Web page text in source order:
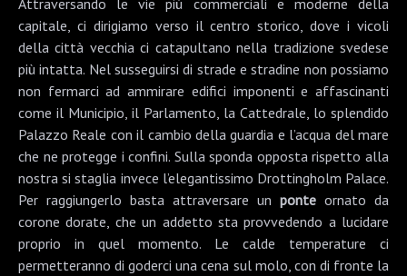
Attraversando le vie più commerciali e moderne della
capitale, ci dirigiamo verso il centro storico, dove i vicoli
dellacittà vecchiaci catapultano nella tradizione svedese
più intatta. Nel susseguirsi di strade e stradine non possiamo
non fermarci ad ammirare edifici imponenti e affascinanti
come il Municipio, il Parlamento, la Cattedrale, lo splendido
Palazzo Reale con il cambio della guardia e l’acqua del mare
che ne protegge i confini. Sulla sponda opposta rispetto alla
nostra si staglia invece l’elegantissimo Drottingholm Palace.
Per raggiungerlo basta attraversare un ponte ornato da
corone dorate, che un addetto sta provvedendo a lucidare
proprio in quel momento. Le calde temperature ci
permetteranno di goderci una cena sul molo, con di fronte la